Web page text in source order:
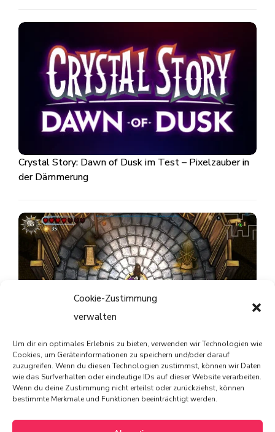
Cookie-Zustimmung
verwalten
Um dir ein optimales Erlebnis zu bieten, verwenden wir Technologien wie
Cookies, um Geräteinformationen zu speichern und/oder darauf
zuzugreifen. Wenn du diesen Technologien zustimmst, können wir Daten
wie das Surfverhalten oder eindeutige IDs auf dieser Website verarbeiten.
Wenn du deine Zustimmung nicht erteilst oder zurückziehst, können
bestimmte Merkmale und Funktionen beeinträchtigt werden.
Crystal Story: Dawn of Dusk im Test – Pixelzauber in
der Dämmerung
Striving for Light: Survival im Test – Ein Spiel, das Licht
und Schatten meistert